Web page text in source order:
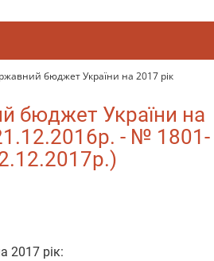
бюджет України на 2017 рік
бюджет України на
- № 1801-
2017 рік: